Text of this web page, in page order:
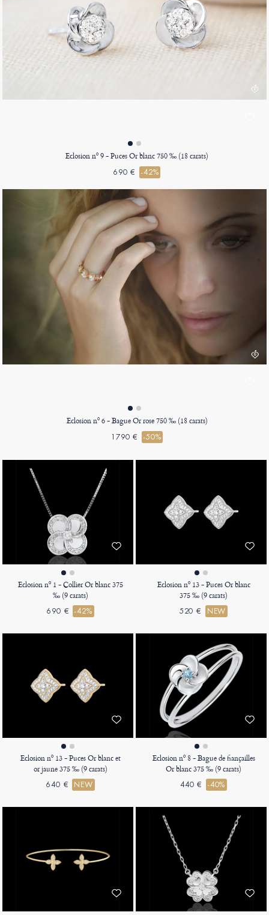
Eclosion nº 9 - Puces Or blanc 750 ‰ (18 carats)
690 € -42%
Eclosion nº 6 - Bague Or rose 750 ‰ (18 carats)
1790 € -50%
Eclosion nº 1 - Collier Or blanc 375
‰ (9 carats)
690 € -42%
Eclosion nº 13 - Puces Or blanc
375 ‰ (9 carats)
520 € NEW
Eclosion nº 13 - Puces Or blanc et
or jaune 375 ‰ (9 carats)
640 € NEW
Eclosion nº 8 - Bague de fiançailles
Or blanc 375 ‰ (9 carats)
440 € -40%